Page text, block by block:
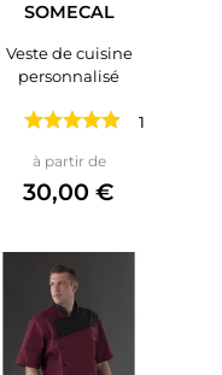
SOMECAL
Veste de cuisine
personnalisé
1 avis
à partir dePrix
30,00 €